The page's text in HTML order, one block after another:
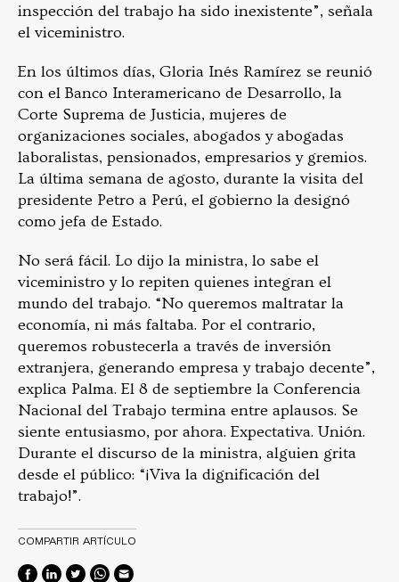
inspección del trabajo ha sido inexistente”, señala
el viceministro.
En los últimos días, Gloria Inés Ramírez se reunió
con el Banco Interamericano de Desarrollo, la
Corte Suprema de Justicia, mujeres de
organizaciones sociales, abogados y abogadas
laboralistas, pensionados, empresarios y gremios.
La última semana de agosto, durante la visita del
presidente Petro a Perú, el gobierno la designó
como jefa de Estado.
No será fácil. Lo dijo la ministra, lo sabe el
viceministro y lo repiten quienes integran el
mundo del trabajo. “No queremos maltratar la
economía, ni más faltaba. Por el contrario,
queremos robustecerla a través de inversión
extranjera, generando empresa y trabajo decente”,
explica Palma. El 8 de septiembre la Conferencia
Nacional del Trabajo termina entre aplausos. Se
siente entusiasmo, por ahora. Expectativa. Unión.
Durante el discurso de la ministra, alguien grita
desde el público: “¡Viva la dignificación del
trabajo!”.
COMPARTIR ARTÍCULO